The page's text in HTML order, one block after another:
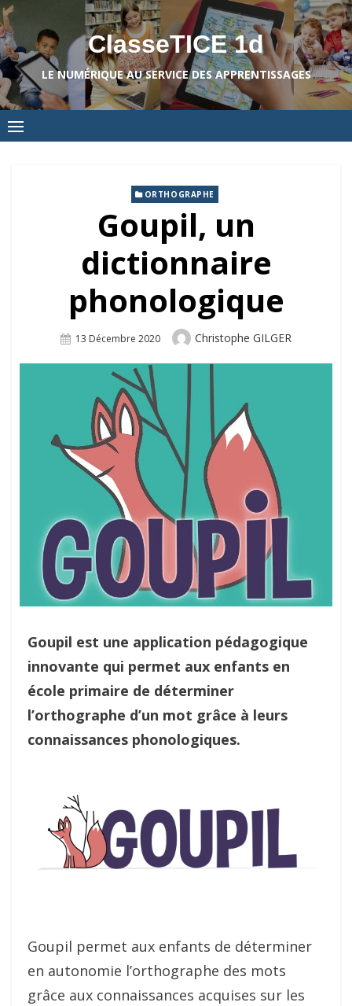
Skip
to
content
ClasseTICE 1d
LE NUMÉRIQUE AU SERVICE DES APPRENTISSAGES
ORTHOGRAPHE
Goupil, un
dictionnaire
phonologique
Posted
13 Décembre 2020 Author
Christophe GILGER
Goupil est une application pédagogique
innovante qui permet aux enfants en
école primaire de déterminer
l’orthographe d’un mot grâce à leurs
connaissances phonologiques.
Goupil permet aux enfants de déterminer
en autonomie l’orthographe des mots
grâce aux connaissances acquises sur les